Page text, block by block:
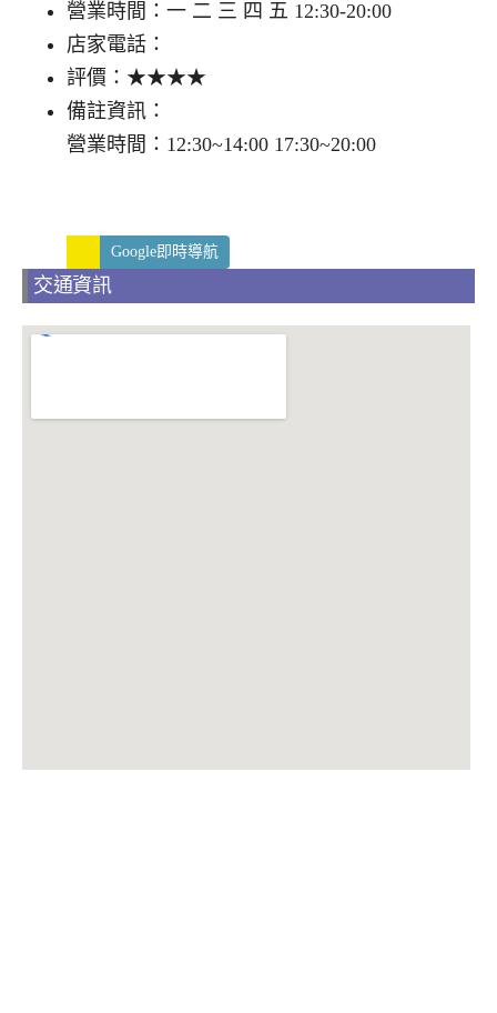
營業時間：一 二 三 四 五 12:30-20:00
店家電話：
評價：★★★★
備註資訊：
營業時間：12:30~14:00 17:30~20:00
Google即時導航
交通資訊